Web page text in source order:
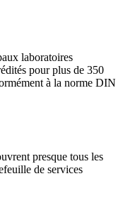
laboratoires
pour plus de 350
à la norme DIN
presque tous les
de services